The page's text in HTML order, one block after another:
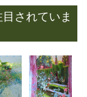
されていま